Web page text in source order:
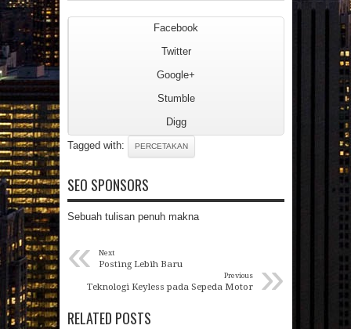
Facebook
Twitter
Google+
Stumble
Digg
Tagged with:
PERCETAKAN
SEO SPONSORS
Sebuah tulisan penuh makna
« Next
Posting Lebih Baru »
Previous
Teknologi Keyless pada Sepeda Motor
RELATED POSTS